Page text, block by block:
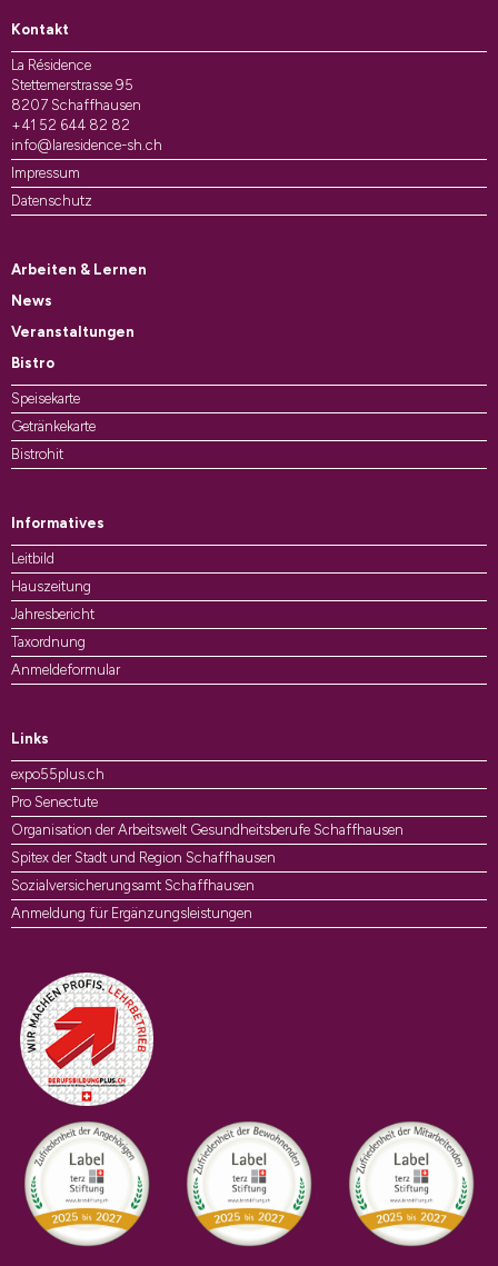
Kontakt
La Résidence
Stettemerstrasse 95
8207 Schaffhausen
+41 52 644 82 82
info@laresidence-sh.ch
Impressum
Datenschutz
Arbeiten & Lernen
News
Veranstaltungen
Bistro
Speisekarte
Getränkekarte
Bistrohit
Informatives
Leitbild
Hauszeitung
Jahresbericht
Taxordnung
Anmeldeformular
Links
expo55plus.ch
Pro Senectute
Organisation der Arbeitswelt Gesundheitsberufe Schaffhausen
Spitex der Stadt und Region Schaffhausen
Sozialversicherungsamt Schaffhausen
Anmeldung für Ergänzungsleistungen
Auszeichnungen